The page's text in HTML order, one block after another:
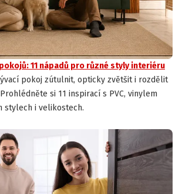
11 nápadů pro různé styly interiéru
pokoj zútulnit, opticky zvětšit i rozdělit
si 11 inspirací s PVC, vinylem
stylech i velikostech.